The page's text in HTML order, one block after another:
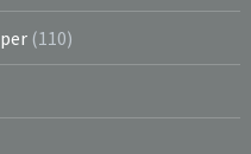
(110)